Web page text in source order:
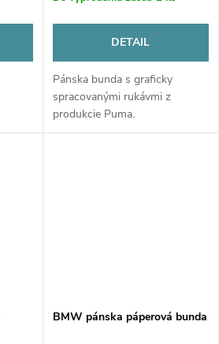
DETAIL
Pánska bunda s graficky
spracovanými rukávmi z
produkcie Puma.
BMW pánska páperová bunda